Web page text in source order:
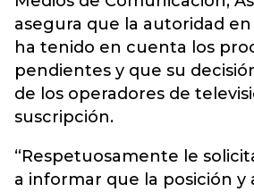
asegura que la autoridad
ha tenido en cuenta los
pendientes y que su
de los operadores de
suscripción.
“Respetuosamente le
a informar que la posición